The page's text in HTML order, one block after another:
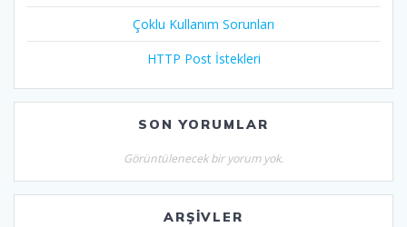
Çoklu Kullanım Sorunları
HTTP Post İstekleri
SON YORUMLAR
Görüntülenecek bir yorum yok.
ARŞIVLER